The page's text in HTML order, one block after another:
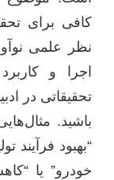
کافی برای
نظر علمی
اجرا و
تحقیقاتی در
باشید.
“بهبود فرآیند
خودرو” یا